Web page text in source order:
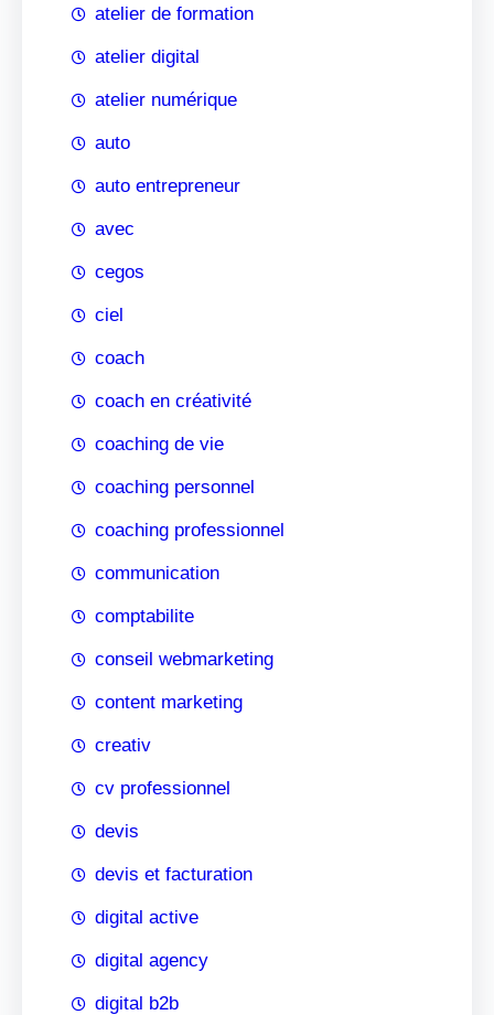
atelier de formation
atelier digital
atelier numérique
auto
auto entrepreneur
avec
cegos
ciel
coach
coach en créativité
coaching de vie
coaching personnel
coaching professionnel
communication
comptabilite
conseil webmarketing
content marketing
creativ
cv professionnel
devis
devis et facturation
digital active
digital agency
digital b2b